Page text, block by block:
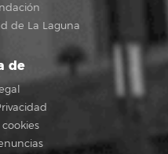
de La Laguna
de